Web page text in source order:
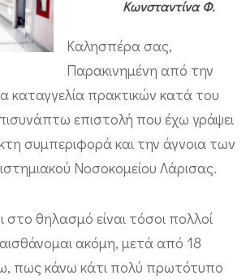
Κωνσταντίνα Φ.
Καλησπέρα σας,
Παρακινημένη από την
καταγγελία πρακτικών κατά του
επιστολή που έχω γράψει
συμπεριφορά και την άγνοια των
Νοσοκομείου Λάρισας.
στο θηλασμό είναι τόσοι πολλοί
ακόμη, μετά από 18
πως κάνω κάτι πολύ πρωτότυπο